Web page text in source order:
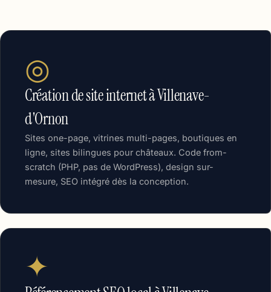
◎
Création de site internet à Villenave-
d'Ornon
Sites one-page, vitrines multi-pages, boutiques en
ligne, sites bilingues pour châteaux. Code from-
scratch (PHP, pas de WordPress), design sur-
mesure, SEO intégré dès la conception.
✦